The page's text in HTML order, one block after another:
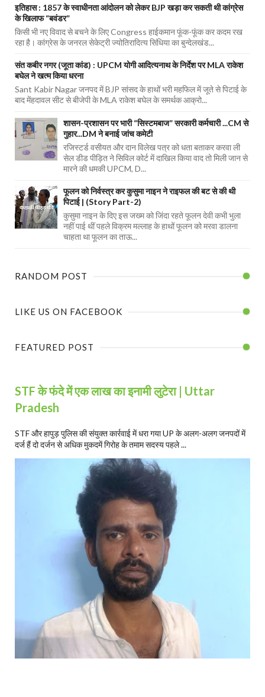
इतिहास : 1857 के स्वाधीनता आंदोलन को लेकर BJP खड़ा कर सकती थी कांग्रेस
के खिलाफ “बवंडर”
किसी भी नए विवाद से बचने के लिए Congress हाईकमान फूंक-फूंक कर कदम रख
रहा है। कांग्रेस के जनरल सेकेट्री ज्योतिरादित्य सिंधिया का बुन्देलखंड...
संत कबीर नगर (जूता कांड) : UPCM योगी आदित्यनाथ के निर्देश पर MLA राकेश
बघेल ने खत्म किया धरना
Sant Kabir Nagar जनपद में BJP सांसद के हाथों भरी महफिल में जूते से पिटाई के
बाद मेंहदावल सीट से बीजेपी के MLA राकेश बघेल के समर्थक आक्रो...
शासन-प्रशासन पर भारी “सिस्टमबाज” सरकारी कर्मचारी ...CM से
गुहार...DM ने बनाई जांच कमेटी
रजिस्टर्ड वसीयत और दान विलेख पत्र को धता बताकर करवा ली
सेल डीड पीड़ित ने सिविल कोर्ट में दाखिल किया वाद तो मिली जान से
मारने की धमकी UPCM, D...
फूलन को निर्वस्त्र कर कुसुमा नाइन ने राइफल की बट से की थी
पिटाई | (Story Part-2)
कुसुमा नाइन के दिए इस जख्म को जिंदा रहते फूलन देवी कभी भुला
नहीं पाई थीं पहले विक्रम मल्लाह के हाथों फूलन को मरवा डालना
चाहता था फूलन का ताऊ...
RANDOM POST
LIKE US ON FACEBOOK
FEATURED POST
STF के फंदे में एक लाख का इनामी लुटेरा | Uttar
Pradesh
STF और हापुड़ पुलिस की संयुक्त कार्रवाई में धरा गया UP के अलग-अलग जनपदों में
दर्ज हैं दो दर्जन से अधिक मुकदमें गिरोह के तमाम सदस्य पहले ...